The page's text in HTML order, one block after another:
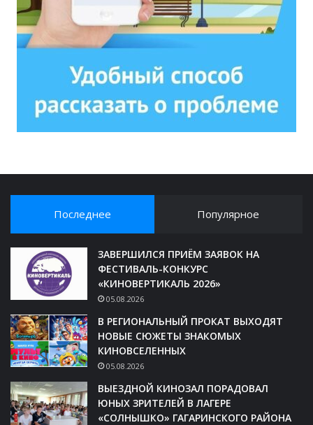
Последнее Популярное
ЗАВЕРШИЛСЯ ПРИЁМ ЗАЯВОК НА
ФЕСТИВАЛЬ-КОНКУРС
«КИНОВЕРТИКАЛЬ 2026»
05.08.2026
В РЕГИОНАЛЬНЫЙ ПРОКАТ ВЫХОДЯТ
НОВЫЕ СЮЖЕТЫ ЗНАКОМЫХ
КИНОВСЕЛЕННЫХ
05.08.2026
ВЫЕЗДНОЙ КИНОЗАЛ ПОРАДОВАЛ
ЮНЫХ ЗРИТЕЛЕЙ В ЛАГЕРЕ
«СОЛНЫШКО» ГАГАРИНСКОГО РАЙОНА